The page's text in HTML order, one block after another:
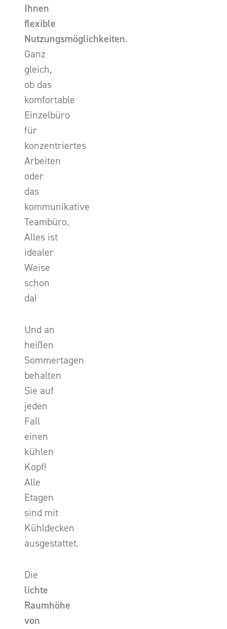
Ihnen
flexible
Nutzungsmöglichkeiten.
Ganz
gleich,
ob das
komfortable
Einzelbüro
für
konzentriertes
Arbeiten
oder
das
kommunikative
Teambüro.
Alles ist
idealer
Weise
schon
da!
Und an
heißen
Sommertagen
behalten
Sie auf
jeden
Fall
einen
kühlen
Kopf!
Alle
Etagen
sind mit
Kühldecken
ausgestattet.
Die
lichte
Raumhöhe
von